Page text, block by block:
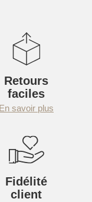
Retours
faciles
En savoir plus
Fidélité
client